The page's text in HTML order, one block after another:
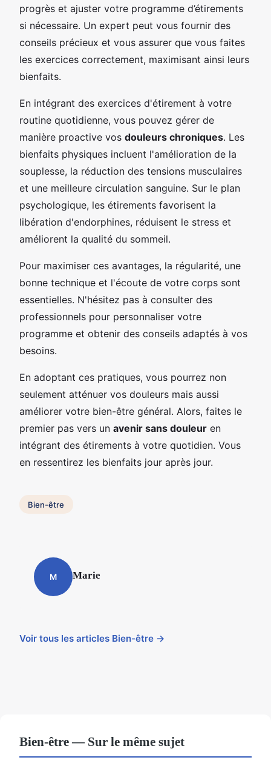
progrès et ajuster votre programme d’étirements
si nécessaire. Un expert peut vous fournir des
conseils précieux et vous assurer que vous faites
les exercices correctement, maximisant ainsi leurs
bienfaits.
En intégrant des exercices d'étirement à votre
routine quotidienne, vous pouvez gérer de
manière proactive vos douleurs chroniques. Les
bienfaits physiques incluent l'amélioration de la
souplesse, la réduction des tensions musculaires
et une meilleure circulation sanguine. Sur le plan
psychologique, les étirements favorisent la
libération d'endorphines, réduisent le stress et
améliorent la qualité du sommeil.
Pour maximiser ces avantages, la régularité, une
bonne technique et l'écoute de votre corps sont
essentielles. N'hésitez pas à consulter des
professionnels pour personnaliser votre
programme et obtenir des conseils adaptés à vos
besoins.
En adoptant ces pratiques, vous pourrez non
seulement atténuer vos douleurs mais aussi
améliorer votre bien-être général. Alors, faites le
premier pas vers un avenir sans douleur en
intégrant des étirements à votre quotidien. Vous
en ressentirez les bienfaits jour après jour.
Bien-être
M Marie
Voir tous les articles Bien-être →
Bien-être — Sur le même sujet